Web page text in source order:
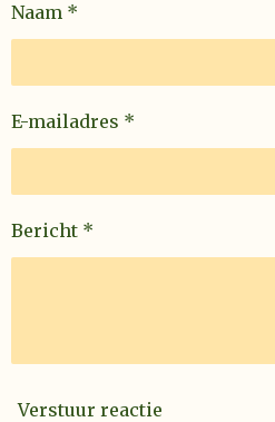
Naam *
E-mailadres *
Bericht *
Verstuur reactie